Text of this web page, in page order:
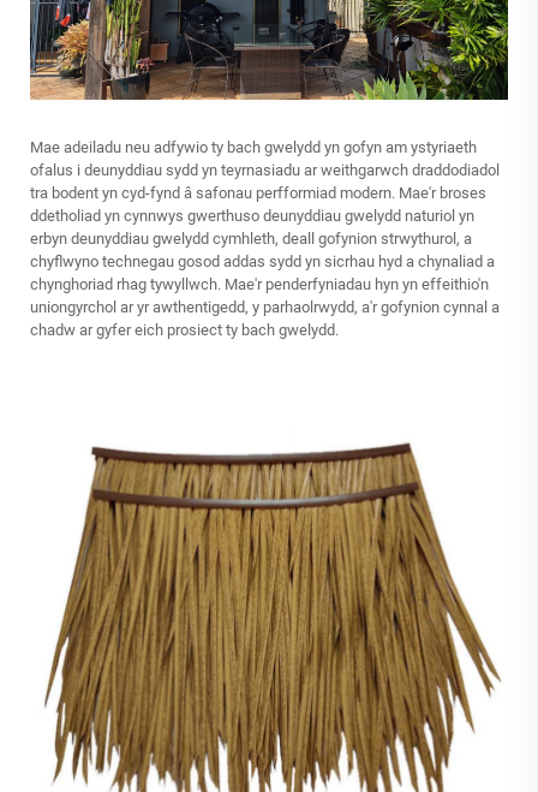
Mae adeiladu neu adfywio ty bach gwelydd yn gofyn am ystyriaeth
ofalus i deunyddiau sydd yn teyrnasiadu ar weithgarwch draddodiadol
tra bodent yn cyd-fynd â safonau perfformiad modern. Mae'r broses
ddetholiad yn cynnwys gwerthuso deunyddiau gwelydd naturiol yn
erbyn deunyddiau gwelydd cymhleth, deall gofynion strwythurol, a
chyflwyno technegau gosod addas sydd yn sicrhau hyd a chynaliad a
chynghoriad rhag tywyllwch. Mae'r penderfyniadau hyn yn effeithio'n
uniongyrchol ar yr awthentigedd, y parhaolrwydd, a'r gofynion cynnal a
chadw ar gyfer eich prosiect ty bach gwelydd.